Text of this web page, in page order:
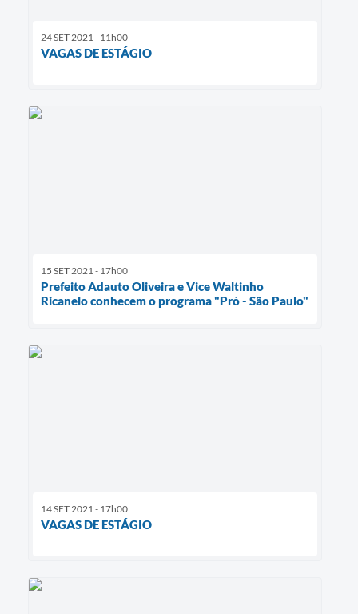
24 SET 2021 - 11h00
VAGAS DE ESTÁGIO
15 SET 2021 - 17h00
Prefeito Adauto Oliveira e Vice Waltinho
Ricanelo conhecem o programa "Pró - São Paulo"
14 SET 2021 - 17h00
VAGAS DE ESTÁGIO